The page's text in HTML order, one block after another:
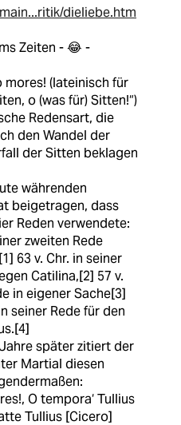
dieliebe.htm
Zeiten - 😂 -
mores! (lateinisch für
o (was für) Sitten!“)
Redensart, die
den Wandel der
der Sitten beklagen
währenden
beigetragen, dass
Reden verwendete:
zweiten Rede
63 v. Chr. in seiner
Catilina,[2] 57 v.
in eigener Sache[3]
seiner Rede für den
später zitiert der
Martial diesen
O tempora‘ Tullius
Tullius [Cicero]